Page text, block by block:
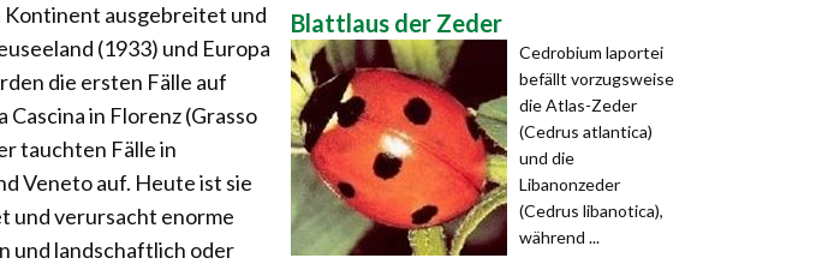
Kontinent ausgebreitet und
(1933) und Europa
die ersten Fälle auf
Cascina in Florenz (Grasso
tauchten Fälle in
Veneto auf. Heute ist sie
und verursacht enorme
und landschaftlich oder
Blattlaus der Zeder
Cedrobium laportei
befällt vorzugsweise
die Atlas-Zeder
(Cedrus atlantica)
und die
Libanonzeder
(Cedrus libanotica),
während ...